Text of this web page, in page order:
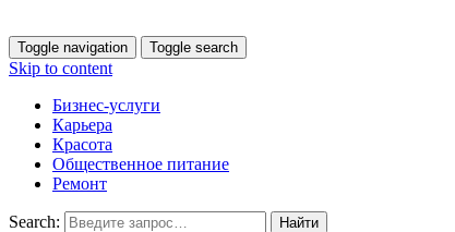
Toggle navigation Toggle search
Skip to content
Бизнес-услуги
Карьера
Красота
Общественное питание
Ремонт
Search: